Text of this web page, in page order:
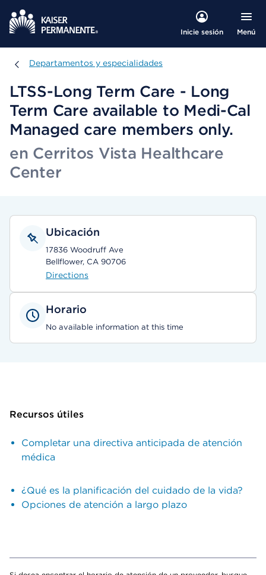
Inicie sesión Menú
Departamentos y especialidades
Departamentos y especialidades
LTSS-Long Term Care - Long
Term Care available to Medi-Cal
Managed care members only.
en Cerritos Vista Healthcare
Center
Ubicación
17836 Woodruff Ave
Bellflower, CA 90706
Directions
Horario
No available information at this time
Recursos útiles
Completar una directiva anticipada de atención
médica
¿Qué es la planificación del cuidado de la vida?
Opciones de atención a largo plazo